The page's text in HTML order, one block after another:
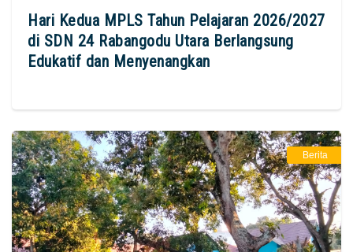
Hari Kedua MPLS Tahun Pelajaran 2026/2027
di SDN 24 Rabangodu Utara Berlangsung
Edukatif dan Menyenangkan
Berita